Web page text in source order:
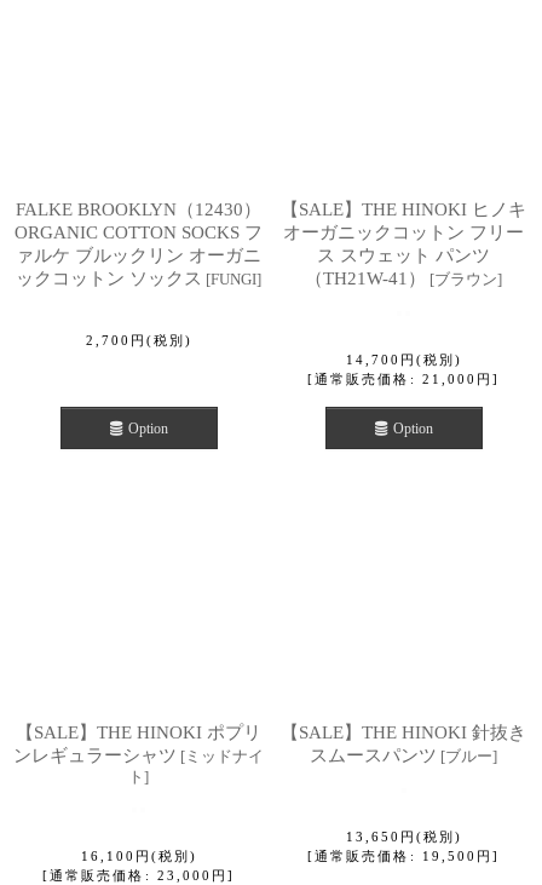
FALKE BROOKLYN（12430）
ORGANIC COTTON SOCKS フ
ァルケ ブルックリン オーガニ
ックコットン ソックス [FUNGI]
2,700 円 (税別)
Option
【SALE】THE HINOKI ヒノキ
オーガニックコットン フリー
ス スウェット パンツ
（TH21W-41）
[ブラウン]
14,700 円 (税別)
[通常販売価格 : 21,000 円 ]
Option
【SALE】THE HINOKI ポプリ
ンレギュラーシャツ [ ミッドナイ
ト ]
16,100 円 (税別)
[通常販売価格 : 23,000 円 ]
【SALE】THE HINOKI 針抜き
スムースパンツ [ブルー]
13,650 円 (税別)
[通常販売価格 : 19,500 円 ]